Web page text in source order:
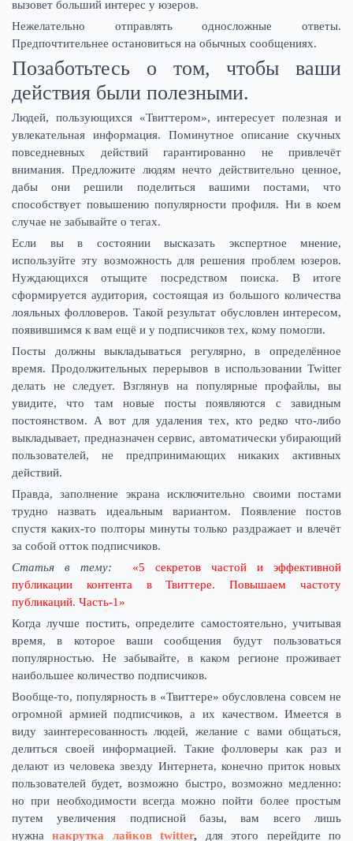
вызовет больший интерес у юзеров.
Нежелательно отправлять односложные ответы.
Предпочтительнее остановиться на обычных сообщениях.
Позаботьтесь о том, чтобы ваши
действия были полезными.
Людей, пользующихся «Твиттером», интересует полезная и
увлекательная информация. Поминутное описание скучных
повседневных действий гарантированно не привлечёт
внимания. Предложите людям нечто действительно ценное,
дабы они решили поделиться вашими постами, что
способствует повышению популярности профиля. Ни в коем
случае не забывайте о тегах.
Если вы в состоянии высказать экспертное мнение,
используйте эту возможность для решения проблем юзеров.
Нуждающихся отыщите посредством поиска. В итоге
сформируется аудитория, состоящая из большого количества
лояльных фолловеров. Такой результат обусловлен интересом,
появившимся к вам ещё и у подписчиков тех, кому помогли.
Посты должны выкладываться регулярно, в определённое
время. Продолжительных перерывов в использовании Twitter
делать не следует. Взглянув на популярные профайлы, вы
увидите, что там новые посты появляются с завидным
постоянством. А вот для удаления тех, кто редко что-либо
выкладывает, предназначен сервис, автоматически убирающий
пользователей, не предпринимающих никаких активных
действий.
Правда, заполнение экрана исключительно своими постами
трудно назвать идеальным вариантом. Появление постов
спустя каких-то полторы минуты только раздражает и влечёт
за собой отток подписчиков.
Статья в тему:
«5 секретов частой и эффективной
публикации контента в Твиттере. Повышаем частоту
публикаций. Часть-1»
Когда лучше постить, определите самостоятельно, учитывая
время, в которое ваши сообщения будут пользоваться
популярностью. Не забывайте, в каком регионе проживает
наибольшее количество подписчиков.
Вообще-то, популярность в «Твиттере» обусловлена совсем не
огромной армией подписчиков, а их качеством. Имеется в
виду заинтересованность людей, желание с вами общаться,
делиться своей информацией. Такие фолловеры как раз и
делают из человека звезду Интернета, конечно приток новых
пользователей будет, возможно быстро, возможно медленно:
но при необходимости всегда можно пойти более простым
путем увеличения подписной базы, вам всего лишь
нужнанакрутка лайков twitter, для этого перейдите по